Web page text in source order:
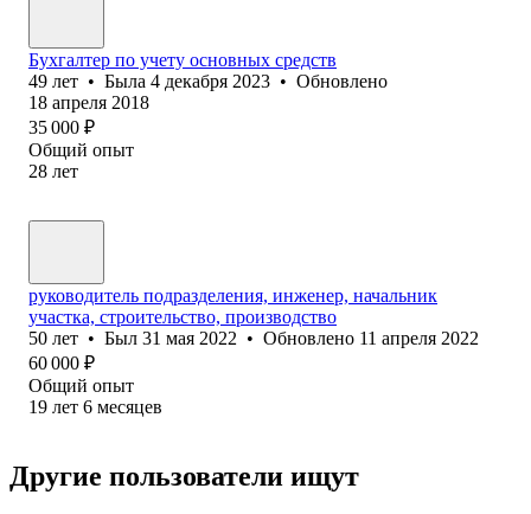
Бухгалтер по учету основных средств
49 лет • Была 4 декабря 2023 • Обновлено
18 апреля 2018
35 000 ₽
Общий опыт
28 лет
руководитель подразделения, инженер, начальник
участка, строительство, производство
50 лет • Был 31 мая 2022 • Обновлено 11 апреля 2022
60 000 ₽
Общий опыт
19 лет 6 месяцев
Другие пользователи ищут